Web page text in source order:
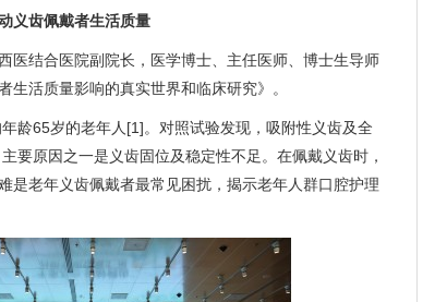
义齿佩戴者生活质量
医结合医院副院长，医学博士、主任医师、博士生导师
活质量影响的真实世界和临床研究》。
龄65岁的老年人[1]。对照试验发现，吸附性义齿及全
要原因之一是义齿固位及稳定性不足。在佩戴义齿时，
是老年义齿佩戴者最常见困扰，揭示老年人群口腔护理